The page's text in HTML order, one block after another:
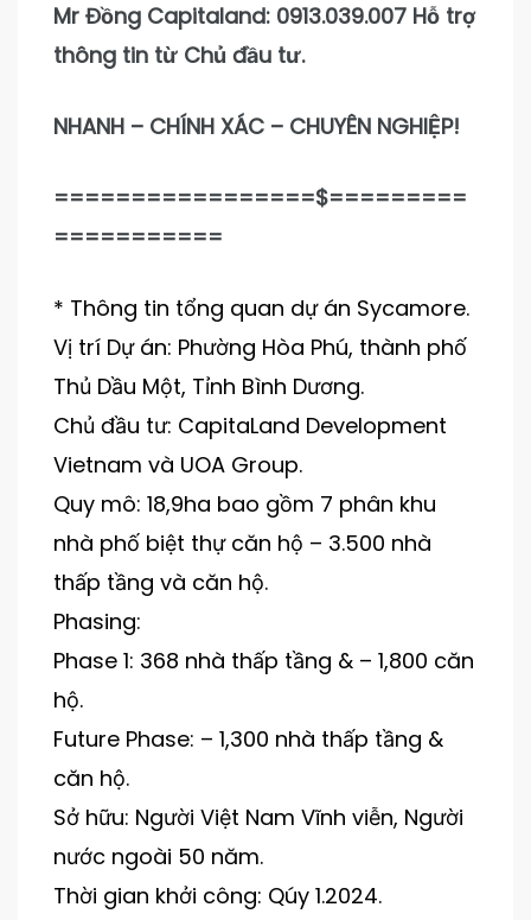
Mr Đồng Capitaland: 0913.039.007 Hỗ trợ
thông tin từ Chủ đầu tư.
NHANH – CHÍNH XÁC – CHUYÊN NGHIỆP!
=================$=========
===========
* Thông tin tổng quan dự án Sycamore.
Vị trí Dự án: Phường Hòa Phú, thành phố
Thủ Dầu Một, Tỉnh Bình Dương.
Chủ đầu tư: CapitaLand Development
Vietnam và UOA Group.
Quy mô: 18,9ha bao gồm 7 phân khu
nhà phố biệt thự căn hộ – 3.500 nhà
thấp tầng và căn hộ.
Phasing:
Phase 1: 368 nhà thấp tầng & – 1,800 căn
hộ.
Future Phase: – 1,300 nhà thấp tầng &
căn hộ.
Sở hữu: Người Việt Nam Vĩnh viễn, Người
nước ngoài 50 năm.
Thời gian khởi công: Qúy 1.2024.